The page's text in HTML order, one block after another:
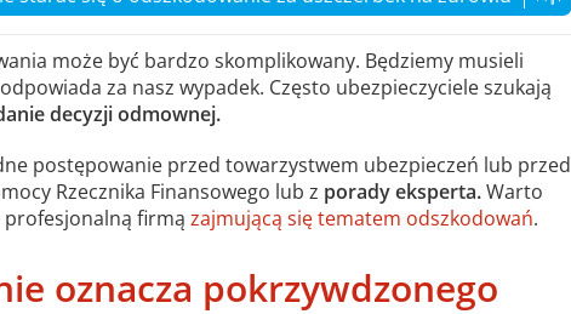
może być bardzo skomplikowany. Będziemy musieli
za nasz wypadek. Często ubezpieczyciele szukają
decyzji odmownej.
postępowanie przed towarzystwem ubezpieczeń lub przed
Rzecznika Finansowego lub z porady eksperta.Warto
firmą zajmującą się tematem odszkodowań.
oznacza pokrzywdzonego